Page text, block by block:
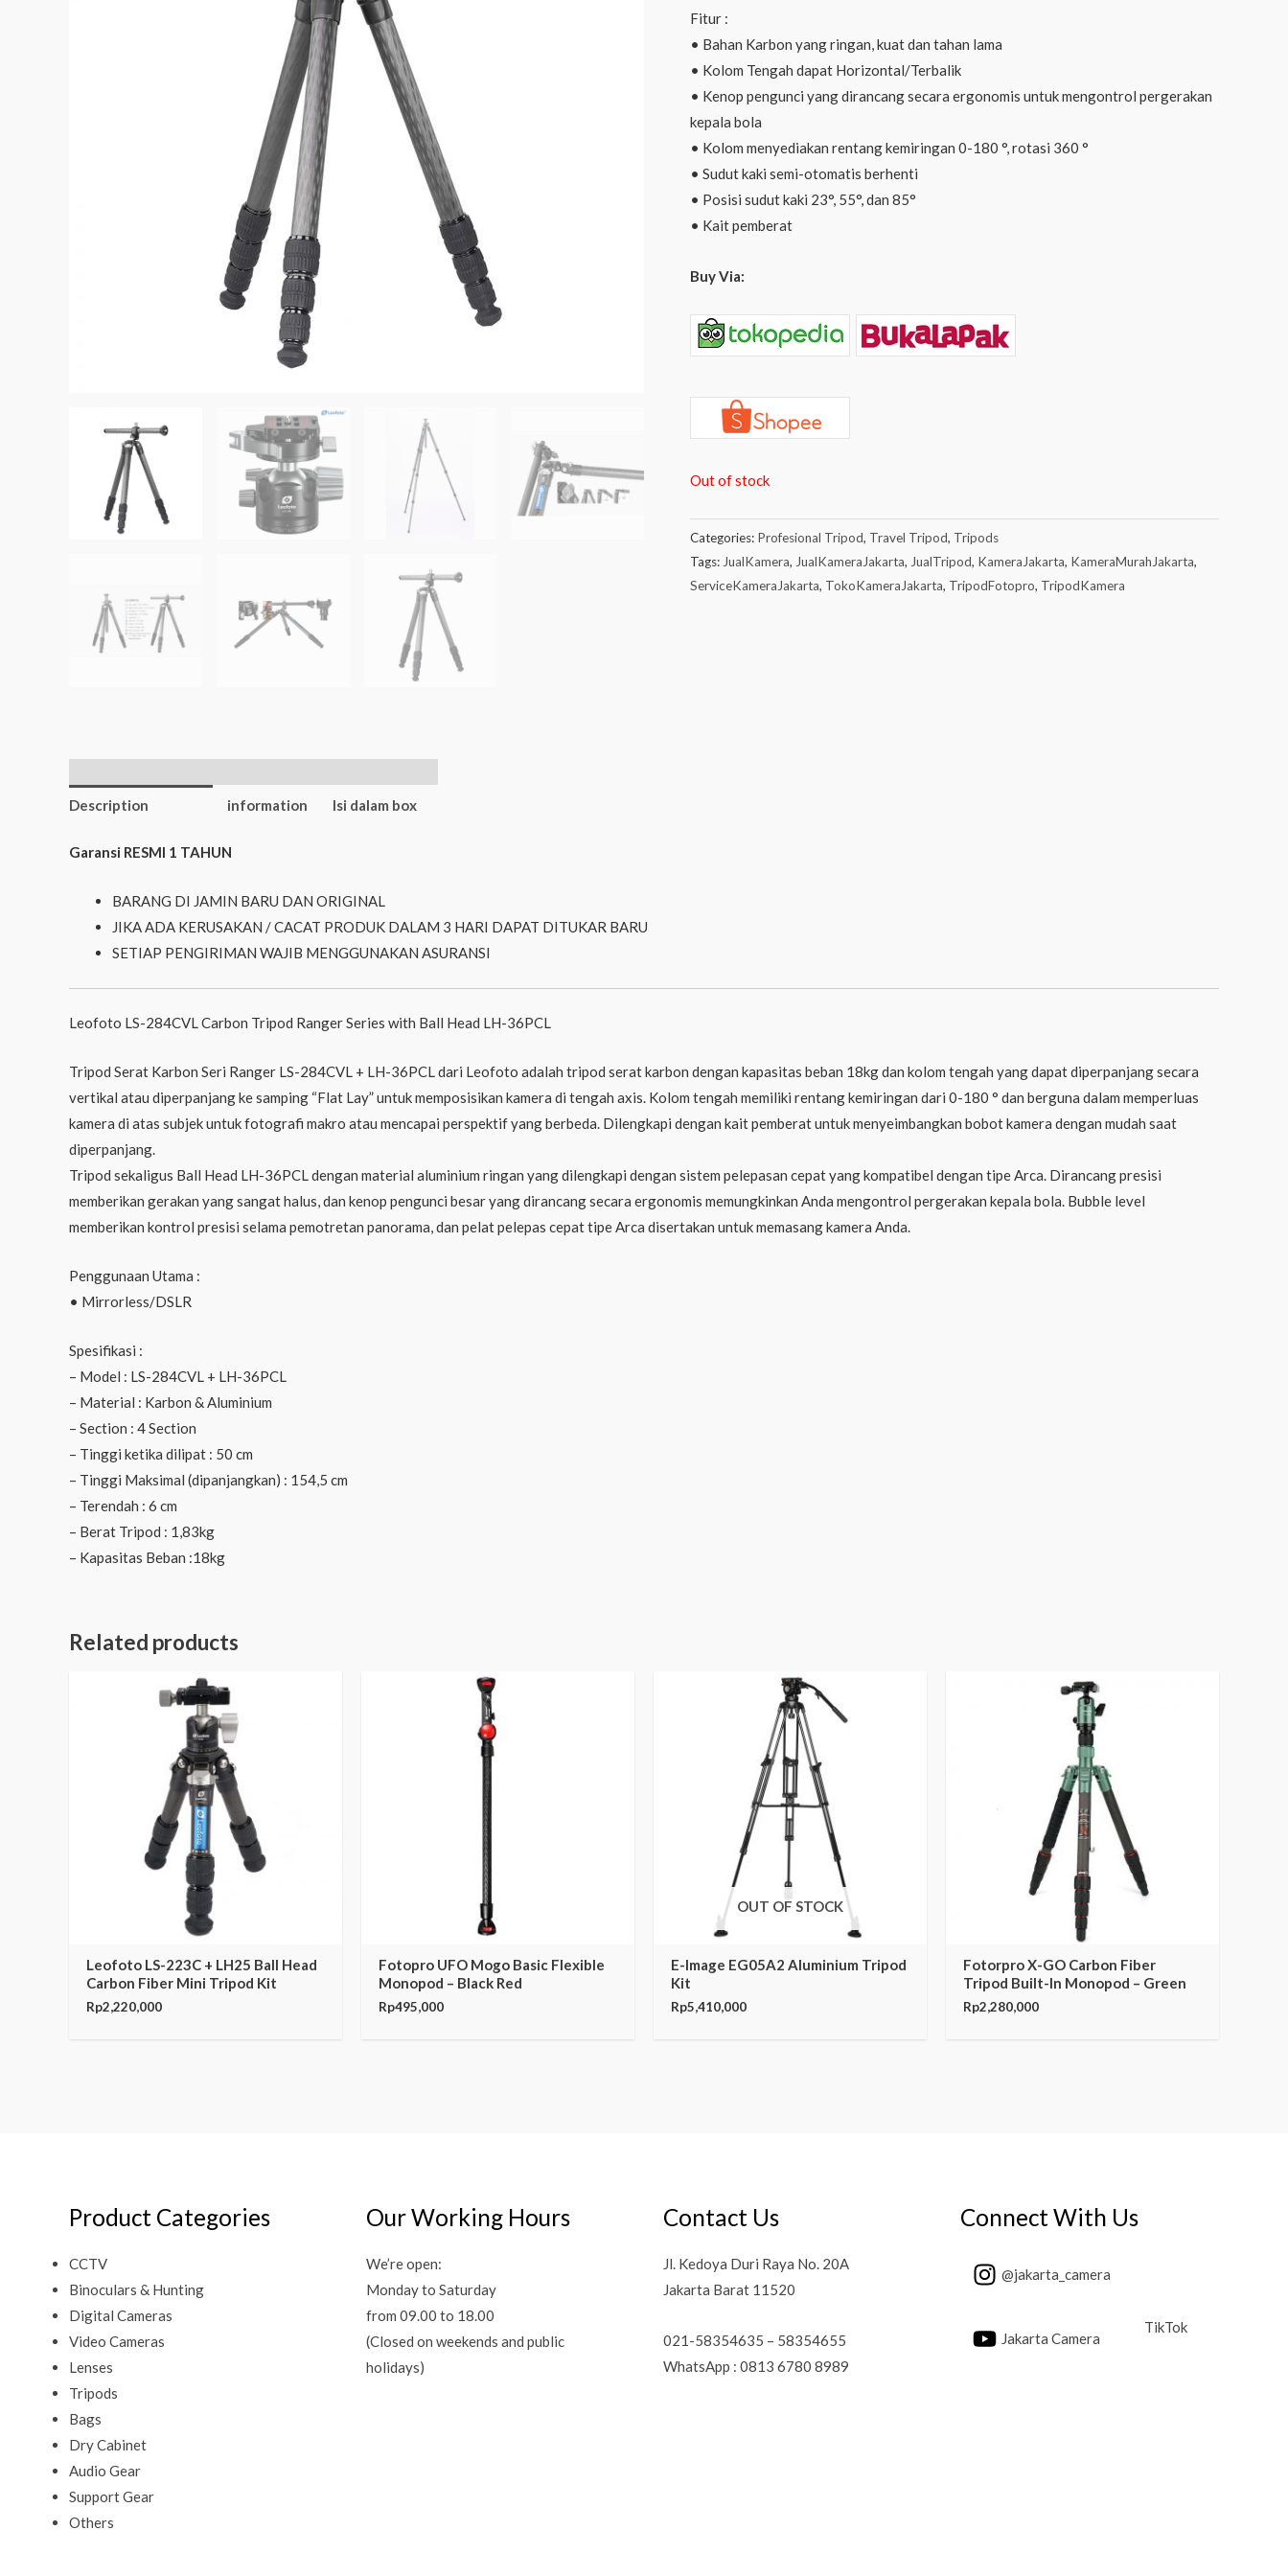
Fitur :
• Bahan Karbon yang ringan, kuat dan tahan lama
• Kolom Tengah dapat Horizontal/Terbalik
• Kenop pengunci yang dirancang secara ergonomis untuk mengontrol pergerakan
kepala bola
• Kolom menyediakan rentang kemiringan 0-180 °, rotasi 360 °
• Sudut kaki semi-otomatis berhenti
• Posisi sudut kaki 23°, 55°, dan 85°
• Kait pemberat
Buy Via:
Out of stock
Categories: Profesional Tripod, Travel Tripod, Tripods
Tags: JualKamera, JualKameraJakarta, JualTripod, KameraJakarta, KameraMurahJakarta,
ServiceKameraJakarta, TokoKameraJakarta, TripodFotopro, TripodKamera
Description
information
Isi dalam box
Garansi RESMI 1 TAHUN
BARANG DI JAMIN BARU DAN ORIGINAL
JIKA ADA KERUSAKAN / CACAT PRODUK DALAM 3 HARI DAPAT DITUKAR BARU
SETIAP PENGIRIMAN WAJIB MENGGUNAKAN ASURANSI
Leofoto LS-284CVL Carbon Tripod Ranger Series with Ball Head LH-36PCL
Tripod Serat Karbon Seri Ranger LS-284CVL + LH-36PCL dari Leofoto adalah tripod serat karbon dengan kapasitas beban 18kg dan kolom tengah yang dapat diperpanjang secara
vertikal atau diperpanjang ke samping “Flat Lay” untuk memposisikan kamera di tengah axis. Kolom tengah memiliki rentang kemiringan dari 0-180 ° dan berguna dalam memperluas
kamera di atas subjek untuk fotografi makro atau mencapai perspektif yang berbeda. Dilengkapi dengan kait pemberat untuk menyeimbangkan bobot kamera dengan mudah saat
diperpanjang.
Tripod sekaligus Ball Head LH-36PCL dengan material aluminium ringan yang dilengkapi dengan sistem pelepasan cepat yang kompatibel dengan tipe Arca. Dirancang presisi
memberikan gerakan yang sangat halus, dan kenop pengunci besar yang dirancang secara ergonomis memungkinkan Anda mengontrol pergerakan kepala bola. Bubble level
memberikan kontrol presisi selama pemotretan panorama, dan pelat pelepas cepat tipe Arca disertakan untuk memasang kamera Anda.
Penggunaan Utama :
• Mirrorless/DSLR
Spesifikasi :
– Model : LS-284CVL + LH-36PCL
– Material : Karbon & Aluminium
– Section : 4 Section
– Tinggi ketika dilipat : 50 cm
– Tinggi Maksimal (dipanjangkan) : 154,5 cm
– Terendah : 6 cm
– Berat Tripod : 1,83kg
– Kapasitas Beban :18kg
Related products
Leofoto LS-223C + LH25 Ball Head
Carbon Fiber Mini Tripod Kit
Rp2,220,000
Fotopro UFO Mogo Basic Flexible
Monopod – Black Red
Rp495,000
OUT OF STOCK
E-Image EG05A2 Aluminium Tripod
Kit
Rp5,410,000
Fotorpro X-GO Carbon Fiber
Tripod Built-In Monopod – Green
Rp2,280,000
Product Categories
CCTV
Binoculars & Hunting
Digital Cameras
Video Cameras
Lenses
Tripods
Bags
Dry Cabinet
Audio Gear
Support Gear
Others
Our Working Hours
We’re open:
Monday to Saturday
from 09.00 to 18.00
(Closed on weekends and public
holidays)
Contact Us
Jl. Kedoya Duri Raya No. 20A
Jakarta Barat 11520
021-58354635 – 58354655
WhatsApp : 0813 6780 8989
Connect With Us
@jakarta_camera
Jakarta Camera
TikTok